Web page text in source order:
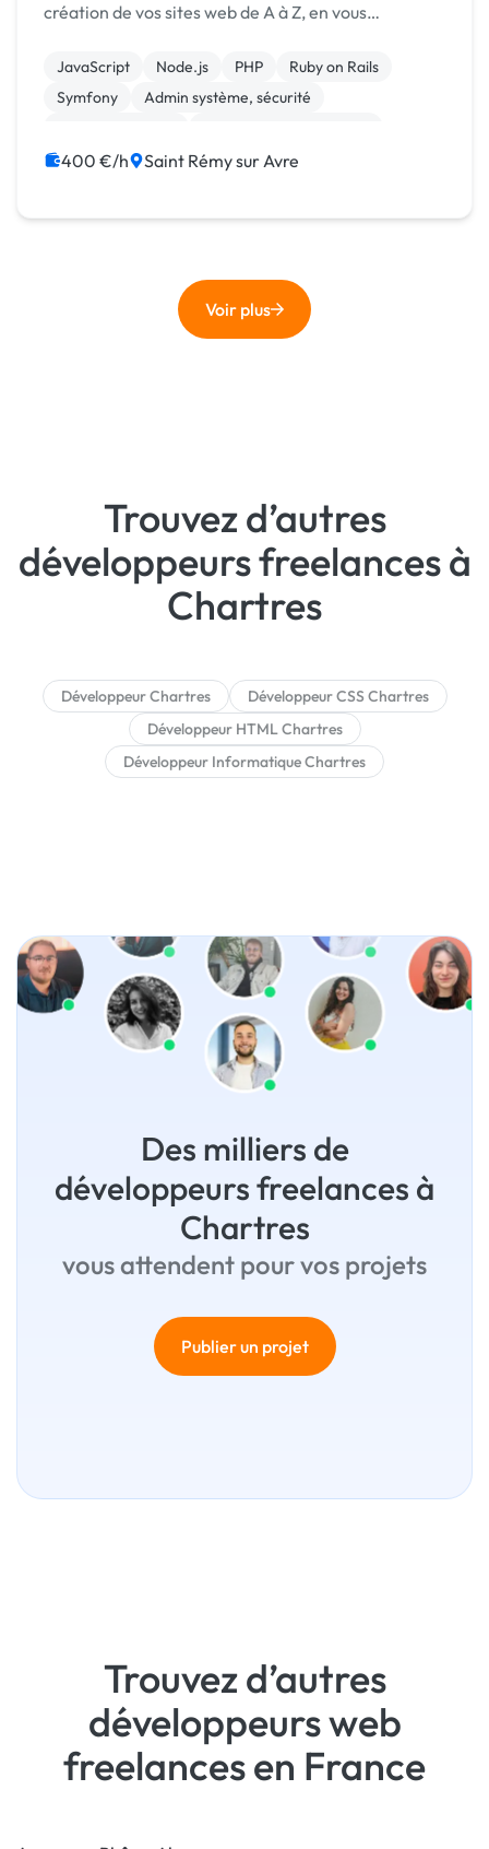
création de vos sites web de A à Z, en vous
ainsi qu'en vous guidant vers la meilleure solution
possib...
JavaScript Node.js PHP
Ruby on Rails
Symfony
Admin système, sécurité
Gestion site web
WordPress
400 €/h Saint Rémy sur Avre
Voir plus
Trouvez d’autres
développeurs freelances à
Chartres
Développeur Chartres
Développeur CSS Chartres
Développeur HTML Chartres
Développeur Informatique Chartres
Des milliers de
développeurs freelances à
Chartres
vous attendent pour vos projets
Publier un projet
Trouvez d’autres
développeurs web
freelances en France